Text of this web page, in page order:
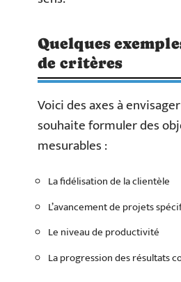
Quelques
de critères
Voici des axes à
souhaite formuler des
mesurables :
La fidélisation de la clientèle
L’avancement de projets
Le niveau de productivité
La progression des résultats